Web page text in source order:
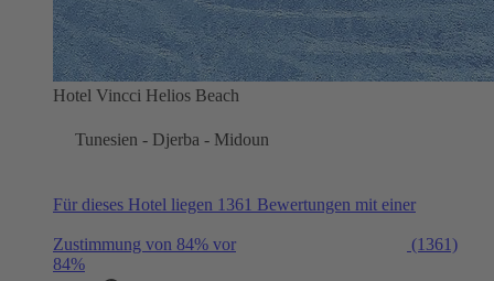
Hotel Vincci Helios Beach
Tunesien - Djerba - Midoun
Für dieses Hotel liegen 1361 Bewertungen mit einer
Zustimmung von 84% vor
(1361)
84%